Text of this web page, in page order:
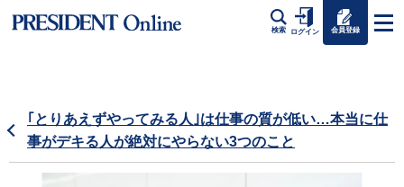
検索 ログイン 会員登録
｢とりあえずやってみる人｣は仕事の質が低い…本当に仕
事がデキる人が絶対にやらない3つのこと